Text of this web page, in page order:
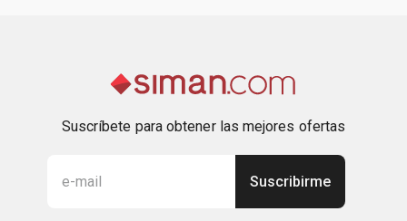
Suscríbete para obtener las mejores ofertas
Suscribirme